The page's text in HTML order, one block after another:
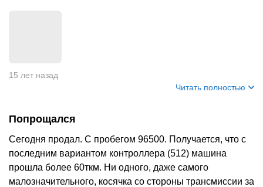
15 лет назад
Читать полностью
Попрощался
Сегодня продал. С пробегом 96500. Получается, что с
последним вариантом контроллера (512) машина
прошла более 60ткм. Ни одного, даже самого
малозначительного, косячка со стороны трансмиссии за